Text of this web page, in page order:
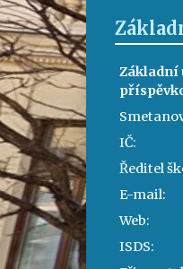
Základní
IČ:
Ředitel
E-mail:
Web:
ISDS: